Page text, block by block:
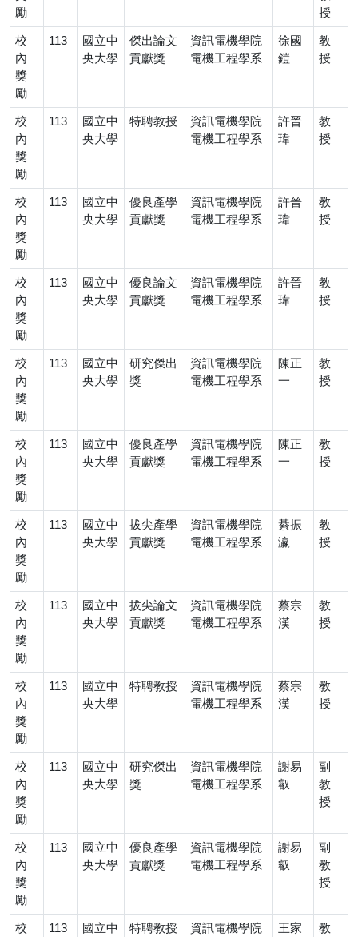
勵
授
校
內
獎
勵
113
國立中
央大學
傑出論文
貢獻獎
資訊電機學院
電機工程學系
徐國
鎧
教
授
校
內
獎
勵
113
國立中
央大學
特聘教授
資訊電機學院
電機工程學系
許晉
瑋
教
授
校
內
獎
勵
113
國立中
央大學
優良產學
貢獻獎
資訊電機學院
電機工程學系
許晉
瑋
教
授
校
內
獎
勵
113
國立中
央大學
優良論文
貢獻獎
資訊電機學院
電機工程學系
許晉
瑋
教
授
校
內
獎
勵
113
國立中
央大學
研究傑出
獎
資訊電機學院
電機工程學系
陳正
一
教
授
校
內
獎
勵
113
國立中
央大學
優良產學
貢獻獎
資訊電機學院
電機工程學系
陳正
一
教
授
校
內
獎
勵
113
國立中
央大學
拔尖產學
貢獻獎
資訊電機學院
電機工程學系
綦振
瀛
教
授
校
內
獎
勵
113
國立中
央大學
拔尖論文
貢獻獎
資訊電機學院
電機工程學系
蔡宗
漢
教
授
校
內
獎
勵
113
國立中
央大學
特聘教授
資訊電機學院
電機工程學系
蔡宗
漢
教
授
校
內
獎
勵
113
國立中
央大學
研究傑出
獎
資訊電機學院
電機工程學系
謝易
叡
副
教
授
校
內
獎
勵
113
國立中
央大學
優良產學
貢獻獎
資訊電機學院
電機工程學系
謝易
叡
副
教
授
校 113 國立中 特聘教授 資訊電機學院 王家 教